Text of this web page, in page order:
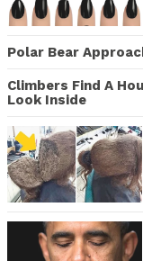
Polar Bear
Climbers Find A
Look Inside